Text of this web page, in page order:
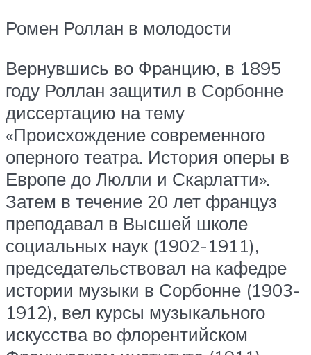
Ромен Роллан в молодости
Вернувшись во Францию, в 1895
году Роллан защитил в Сорбонне
диссертацию на тему
«Происхождение современного
оперного театра. История оперы в
Европе до Люлли и Скарлатти».
Затем в течение 20 лет француз
преподавал в Высшей школе
социальных наук (1902-1911),
председательствовал на кафедре
истории музыки в Сорбонне (1903-
1912), вел курсы музыкального
искусства во флорентийском